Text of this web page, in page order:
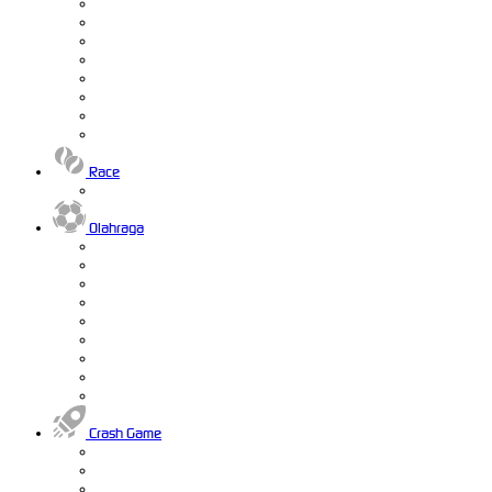
Race
Olahraga
Crash Game